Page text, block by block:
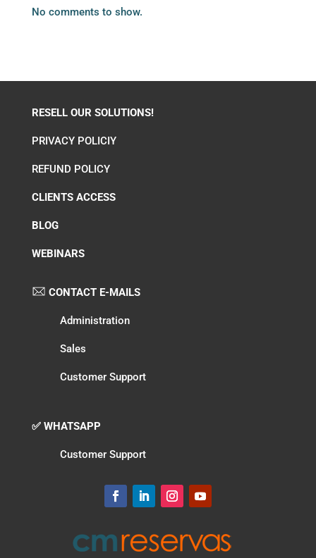
No comments to show.
RESELL OUR SOLUTIONS!
PRIVACY POLICIY
REFUND POLICY
CLIENTS ACCESS
BLOG
WEBINARS
CONTACT E-MAILS
Administration
Sales
Customer Support
✅ WHATSAPP
Customer Support